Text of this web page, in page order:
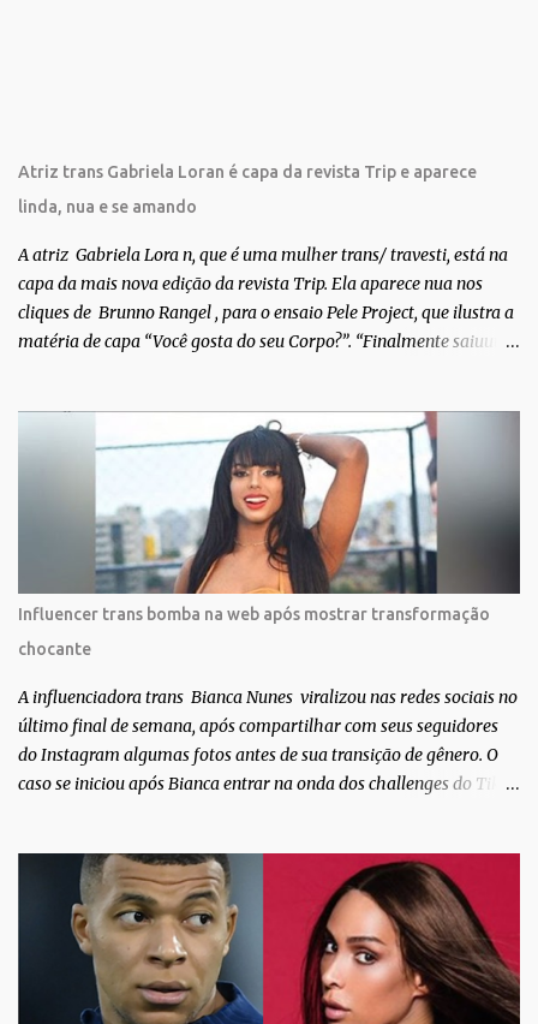
Atriz trans Gabriela Loran é capa da revista Trip e aparece
linda, nua e se amando
A atriz Gabriela Lora n, que é uma mulher trans/ travesti, está na
capa da mais nova edição da revista Trip. Ela aparece nua nos
cliques de Brunno Rangel , para o ensaio Pele Project, que ilustra a
matéria de capa “Você gosta do seu Corpo?”. “Finalmente saiuuu!!!
convidarem para esse projeto incrível, que fala acima de tudo
sobre amor. Todo carinho do mundo para a Dri da Trip que foi a
ponte disso tudo”, escreveu Gabriela. Gabriela classificou a capa
como linda e a matéria que envolvem 180 histórias (e corpos nus)
de gente que se apaixonou pela própria pele – como
extraordinária. O Pele Projetc tem como objetivo fotografar e
expor uma diversidade de corpos nus, ressaltando a beleza das
especificidades físicas. A atriz se tornou nacionalmente conhecida
após fazer uma participação especial na novela teen Malhação, da
TV Globo. Na trama, ela inte...
Influencer trans bomba na web após mostrar transformação
chocante
A influenciadora trans Bianca Nunes viralizou nas redes sociais no
último final de semana, após compartilhar com seus seguidores
do Instagram algumas fotos antes de sua transição de gênero. O
caso se iniciou após Bianca entrar na onda dos challenges do Tik
Bianca aparece ainda muito jovem e usando roupas masculinas,
após algumas fotos diferentes, ela finalmente aparece usando um
biquíni fio dental, com cabelo longo e seios. Através do Instagram,
a morena desabafou como foi passar um período da sua vida no
exército brasileiro. Segundo Bianca, ela apenas se alistou como
uma forma de provar que sua identidade de gênero não seria algo